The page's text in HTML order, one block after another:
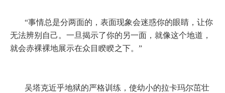
“事情总是分两面的，表面现象会迷惑你的眼睛，让你
无法辨别自己。一旦揭示了你的另一面，就像这个地道，
就会赤裸裸地展示在众目睽睽之下。”
吴塔克近乎地狱的严格训练，使幼小的拉卡玛尔茁壮